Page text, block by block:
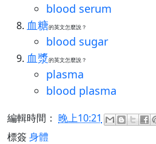
blood serum
血糖的英文怎麼說？
blood sugar
血漿的英文怎麼說？
plasma
blood plasma
編輯時間： 晚上10:21
標簽 身體